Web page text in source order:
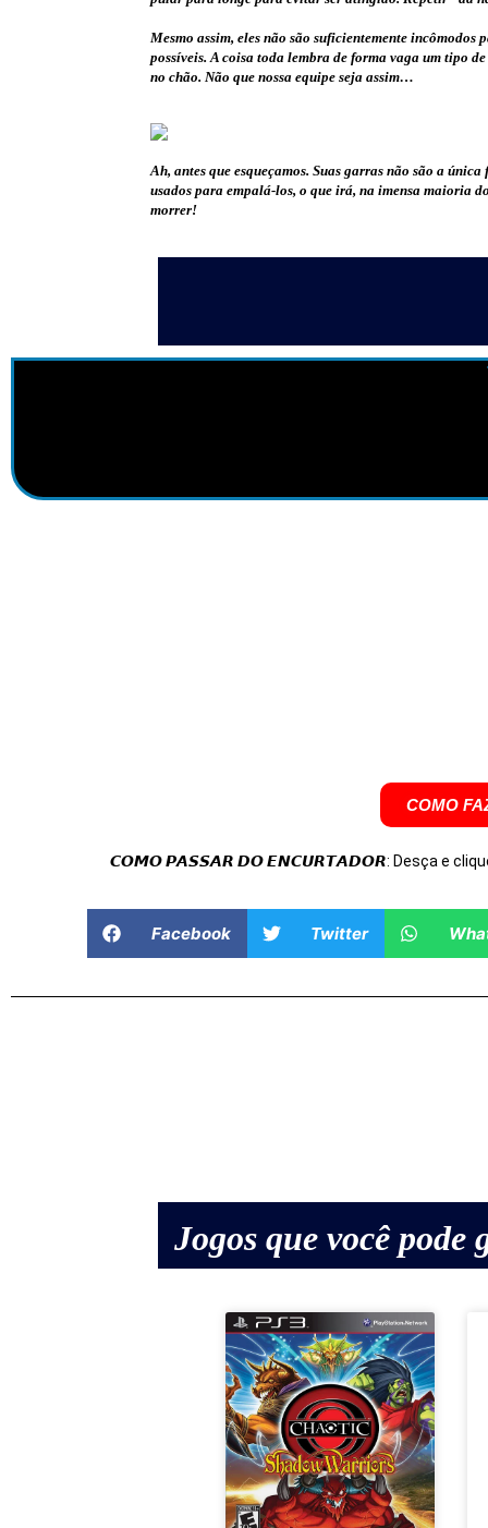
Mesmo assim, eles não são suficientemente
possíveis. A coisa toda lembra de forma vaga um tipo
no chão. Não que nossa equipe seja assim…
Ah, antes que esqueçamos. Suas garras não são a
usados para empalá-los, o que irá, na imensa maioria
morrer!
COMO
𝘾𝙊𝙈𝙊 𝙋𝘼𝙎𝙎𝘼𝙍 𝘿𝙊 𝙀𝙉𝘾𝙐𝙍𝙏𝘼𝘿𝙊𝙍: Desça e clique
Facebook Twitter
Jogos que você pode